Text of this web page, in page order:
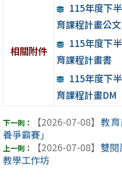
相關附件
115年度下
育課程計畫公文
115年度下
育課程計畫書
115年度下
育課程計畫DM
【2026-07-08】 教
養爭霸賽」
【2026-07-08】 雙
教學工作坊